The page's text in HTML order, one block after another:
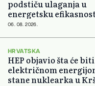
podstiču ulaganja u
energetsku
domova
06. 08. 2026.
HRVATSKA
HEP objavio šta će biti
električnom
stane nuklearka u